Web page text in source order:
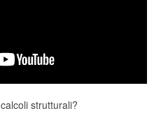
strutturali?